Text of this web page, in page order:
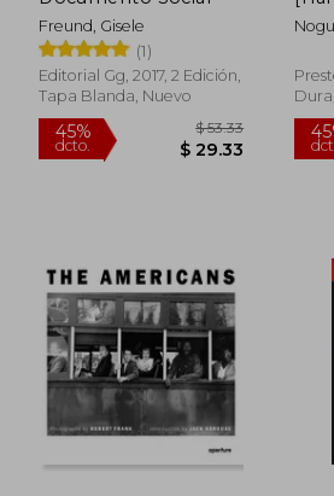
45%
dcto.
$ 62.22
$ 34.22
Freund, Gisele
(1)
Editorial Gg, 2017, 2 Edición,
Tapa Blanda, Nuevo